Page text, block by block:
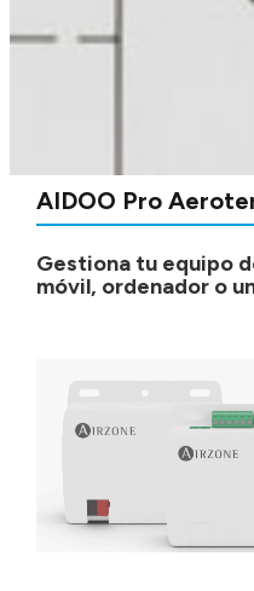
AIDOO Pro
Gestiona tu equipo
móvil, ordenador o